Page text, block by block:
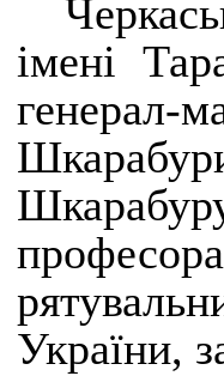
імені
генерал-
України,